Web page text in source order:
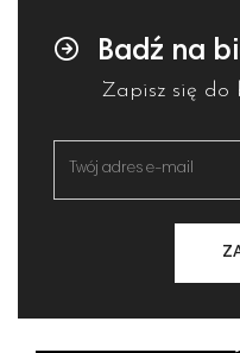
Badź na
Zapisz się do